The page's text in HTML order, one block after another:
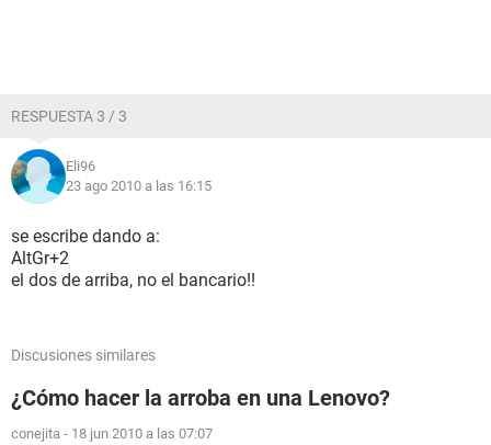
RESPUESTA 3 / 3
Eli96
23 ago 2010 a las 16:15
se escribe dando a:
AltGr+2
el dos de arriba, no el bancario!!
Discusiones similares
¿Cómo hacer la arroba en una Lenovo?
conejita - 18 jun 2010 a las 07:07